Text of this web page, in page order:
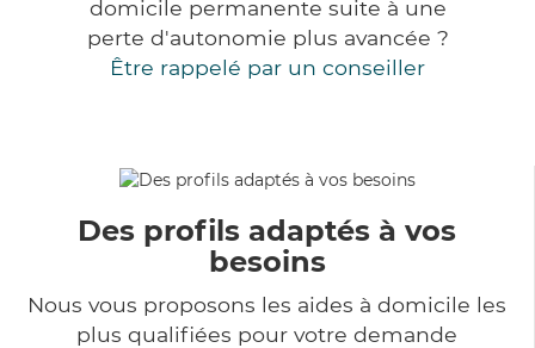
domicile permanente suite à une
perte d'autonomie plus avancée ?
Être rappelé par un conseiller
Des profils adaptés à vos
besoins
Nous vous proposons les aides à domicile les
plus qualifiées pour votre demande